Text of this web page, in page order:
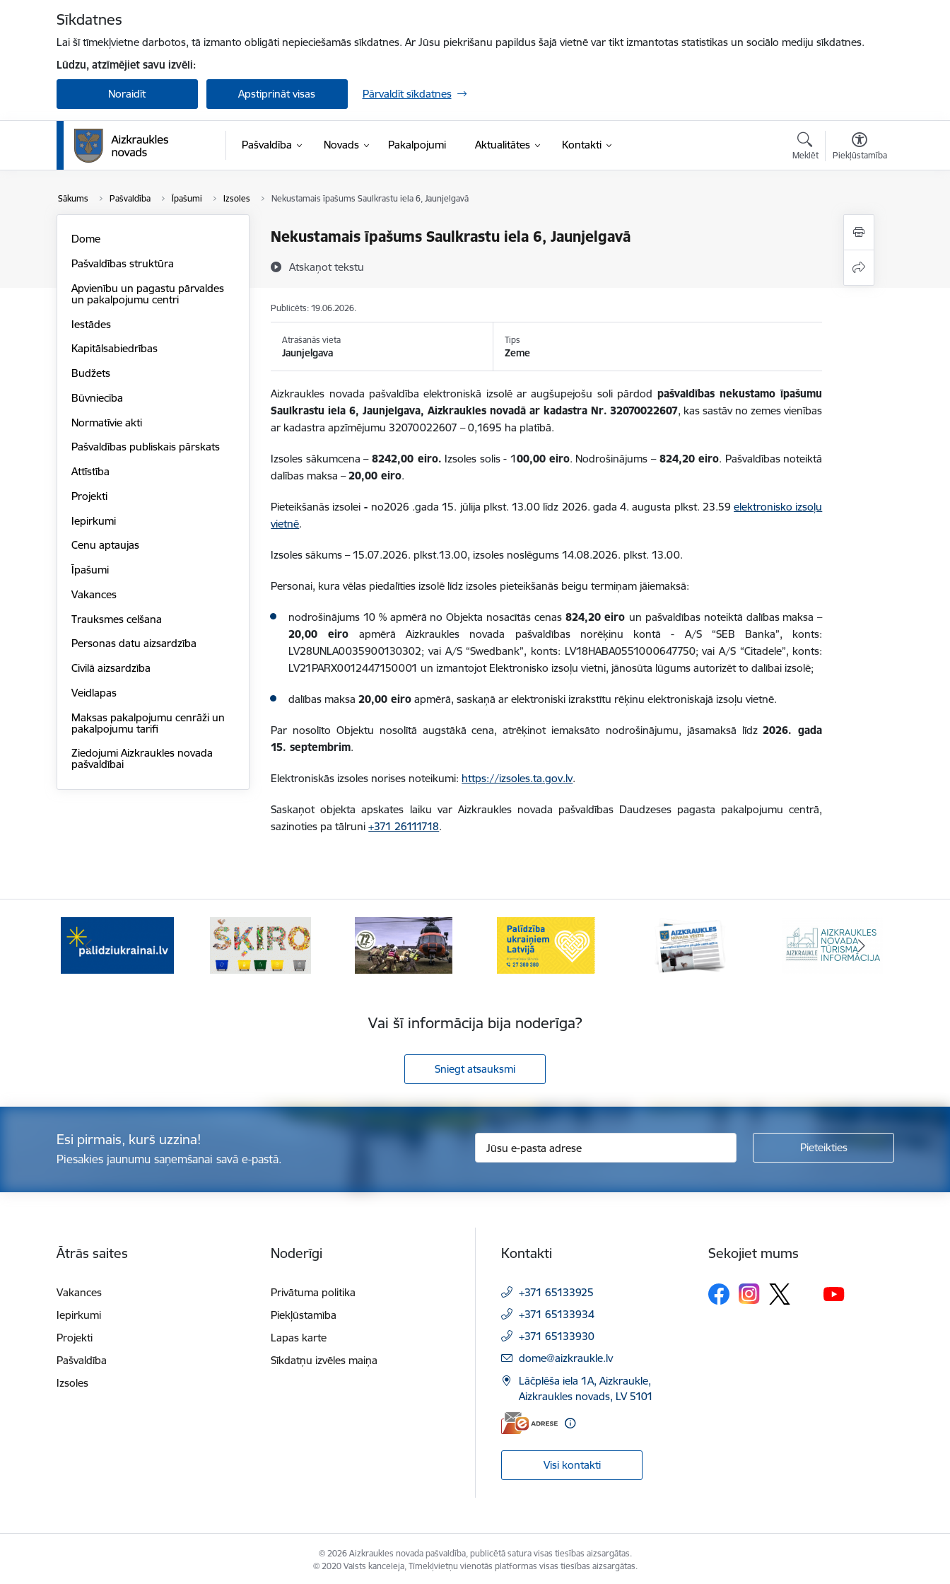
Sīkdatnes
Lai šī tīmekļvietne darbotos, tā izmanto obligāti nepieciešamās sīkdatnes. Ar Jūsu piekrišanu papildus šajā vietnē var tikt izmantotas statistikas un sociālo mediju sīkdatnes.
Lūdzu, atzīmējiet savu izvēli:
Noraidīt Apstiprināt visas Pārvaldīt sīkdatnes
Pašvaldība Novads Pakalpojumi Aktualitātes Kontakti
Meklēt Piekļūstamība
Sākums Pašvaldība Īpašumi Izsoles Nekustamais īpašums Saulkrastu iela 6, Jaunjelgavā
Nekustamais īpašums Saulkrastu iela 6, Jaunjelgavā
Atskaņot tekstu
Dome
Pašvaldības struktūra
Apvienību un pagastu pārvaldes
un pakalpojumu centri
Iestādes
Kapitālsabiedrības
Budžets
Būvniecība
Normatīvie akti
Pašvaldības publiskais pārskats
Attīstība
Projekti
Iepirkumi
Cenu aptaujas
Īpašumi
Vakances
Trauksmes celšana
Personas datu aizsardzība
Civilā aizsardzība
Veidlapas
Maksas pakalpojumu cenrāži un
pakalpojumu tarifi
Ziedojumi Aizkraukles novada
pašvaldībai
Publicēts: 19.06.2026.
Atrašanās vieta
Jaunjelgava
Tips
Zeme
Aizkraukles novada pašvaldība elektroniskā izsolē ar augšupejošu soli pārdod pašvaldības nekustamo īpašumu
Saulkrastu iela 6, Jaunjelgava, Aizkraukles novadā ar kadastra Nr. 32070022607, kas sastāv no zemes vienības
ar kadastra apzīmējumu 32070022607 – 0,1695 ha platībā.
Izsoles sākumcena –8242,00 eiro. Izsoles solis - 100,00 eiro. Nodrošinājums – 824,20 eiro. Pašvaldības noteiktā
dalības maksa –20,00 eiro.
Pieteikšanās izsolei - no2026 .gada 15. jūlija plkst. 13.00 līdz 2026. gada 4. augusta plkst. 23.59elektronisko izsoļu
vietnē.
Izsoles sākums – 15.07.2026. plkst.13.00, izsoles noslēgums 14.08.2026. plkst. 13.00.
Personai, kura vēlas piedalīties izsolē līdz izsoles pieteikšanās beigu termiņam jāiemaksā:
nodrošinājums 10 % apmērā no Objekta nosacītās cenas 824,20 eiro un pašvaldības noteiktā dalības maksa –
20,00
eiro apmērā Aizkraukles novada pašvaldības norēķinu kontā - A/S “SEB Banka”, konts:
LV28UNLA0035900130302; vai A/S “Swedbank”, konts: LV18HABA0551000647750; vai A/S “Citadele”, konts:
LV21PARX0012447150001 un izmantojot Elektronisko izsoļu vietni, jānosūta lūgums autorizēt to dalībai izsolē;
dalības maksa20,00 eiro apmērā, saskaņā ar elektroniski izrakstītu rēķinu elektroniskajā izsoļu vietnē.
Par nosolīto Objektu nosolītā augstākā cena, atrēķinot iemaksāto nodrošinājumu, jāsamaksā līdz2026. gada
15. septembrim.
Elektroniskās izsoles norises noteikumi: https://izsoles.ta.gov.lv.
Saskaņot objekta apskates laiku var Aizkraukles novada pašvaldības Daudzeses pagasta pakalpojumu centrā,
sazinoties pa tālruni+371 26111718.
Vai šī informācija bija noderīga?
Sniegt atsauksmi
Esi pirmais, kurš uzzina!
Piesakies jaunumu saņemšanai savā e-pastā.
Ātrās saites
Vakances
Iepirkumi
Projekti
Pašvaldība
Izsoles
Noderīgi
Privātuma politika
Piekļūstamība
Lapas karte
Sīkdatņu izvēles maiņa
Kontakti
+371 65133925
+371 65133934
+371 65133930
E-pasts:
dome@aizkraukle.lv
Lāčplēša iela 1A, Aizkraukle,
Aizkraukles novads, LV 5101
Visi kontakti
Sekojiet mums
© 2026 Aizkraukles novada pašvaldība, publicētā satura visas tiesības aizsargātas.
© 2020 Valsts kanceleja, Tīmekļvietņu vienotās platformas visas tiesības aizsargātas.